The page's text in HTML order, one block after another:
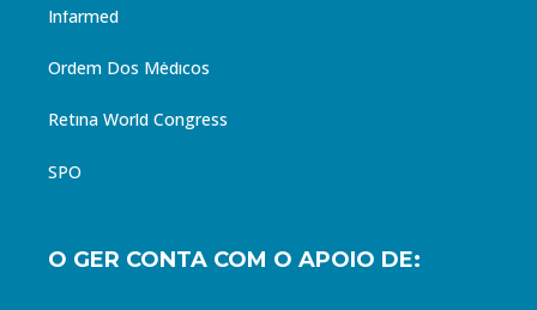
Infarmed
Ordem Dos Médicos
Retina World Congress
SPO
O GER CONTA COM O APOIO DE: